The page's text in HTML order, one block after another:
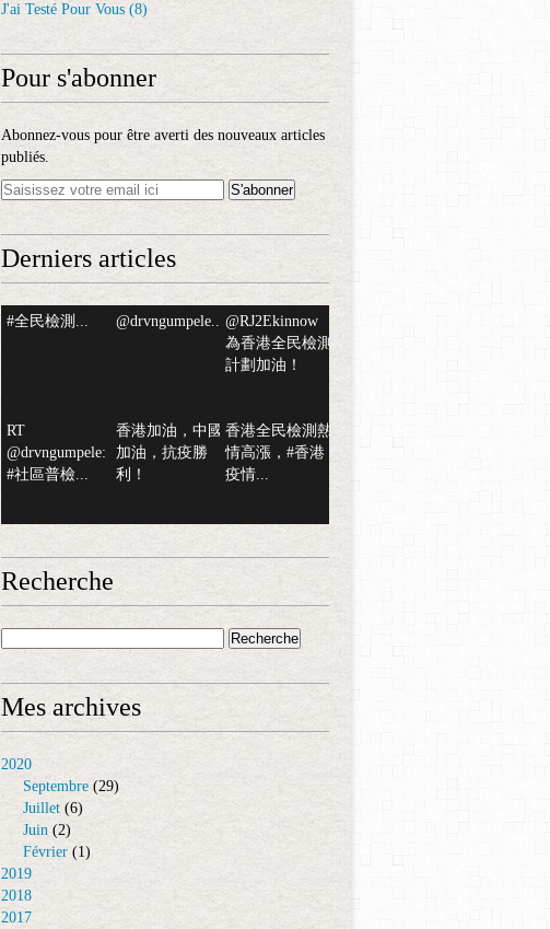
J'ai Testé Pour Vous (8)
Pour s'abonner
Abonnez-vous pour être averti des nouveaux articles
publiés.
Derniers articles
#全民檢測... @drvngumpele... @RJ2Ekinnow
為香港全民檢測
計劃加油！
RT
@drvngumpele:
#社區普檢...
香港加油，中國
加油，抗疫勝
利！
香港全民檢測熱
情高漲，#香港
疫情...
Recherche
Mes archives
2020
Septembre (29)
Juillet (6)
Juin (2)
Février (1)
2019
2018
2017